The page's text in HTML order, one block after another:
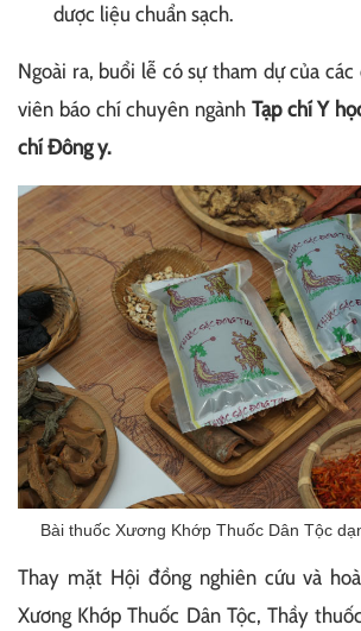
dược liệu chuẩn sạch.
Ngoài ra, buổi lễ có sự tham dự của
viên báo chí chuyên ngành Tạp chí Y
chí Đông y.
Bài thuốc Xương Khớp Thuốc Dân Tộc
Thay mặt Hội đồng nghiên cứu và
Xương Khớp Thuốc Dân Tộc, Thầy